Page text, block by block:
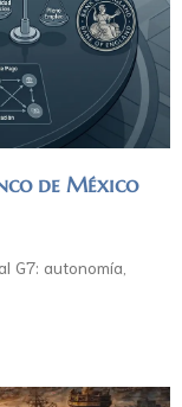
de México
G7: autonomía,